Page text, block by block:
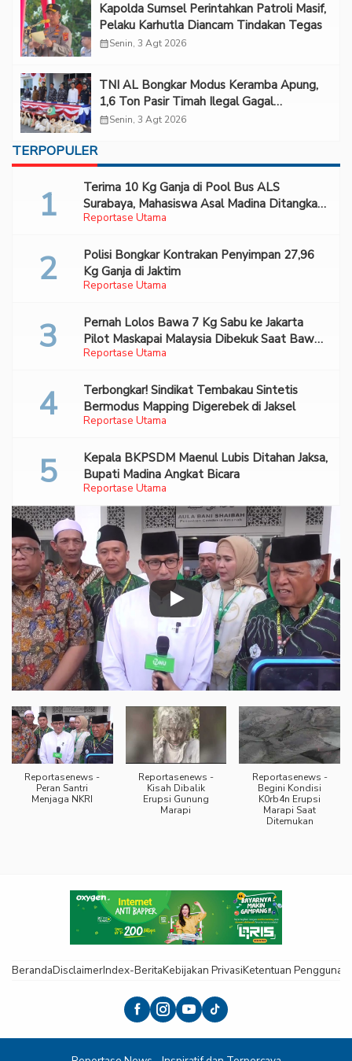
Kapolda Sumsel Perintahkan Patroli Masif,
Pelaku Karhutla Diancam Tindakan Tegas
calendar_monthSenin, 3 Agt 2026
TNI AL Bongkar Modus Keramba Apung,
1,6 Ton Pasir Timah Ilegal Gagal
Diselundupkan
calendar_monthSenin, 3 Agt 2026
TERPOPULER
Reportase Utama
Terima 10 Kg Ganja di Pool Bus ALS
Surabaya, Mahasiswa Asal Madina Ditangkap
Bareskrim
Reportase Utama
Polisi Bongkar Kontrakan Penyimpan 27,96
Kg Ganja di Jaktim
Reportase Utama
Pernah Lolos Bawa 7 Kg Sabu ke Jakarta
Pilot Maskapai Malaysia Dibekuk Saat Bawa
70 Ribu Pil Ekstasi Di Bandara Soetta
Reportase Utama
Terbongkar! Sindikat Tembakau Sintetis
Bermodus Mapping Digerebek di Jaksel
Reportase Utama
Kepala BKPSDM Maenul Lubis Ditahan Jaksa,
Bupati Madina Angkat Bicara
Reportasenews -
Peran Santri
Menjaga NKRI
Reportasenews -
Kisah Dibalik
Erupsi Gunung
Marapi
Reportasenews -
Begini Kondisi
K0rb4n Erupsi
Marapi Saat
Ditemukan
BerandaDisclaimerIndex-BeritaKebijakan PrivasiKetentuan Pengguna